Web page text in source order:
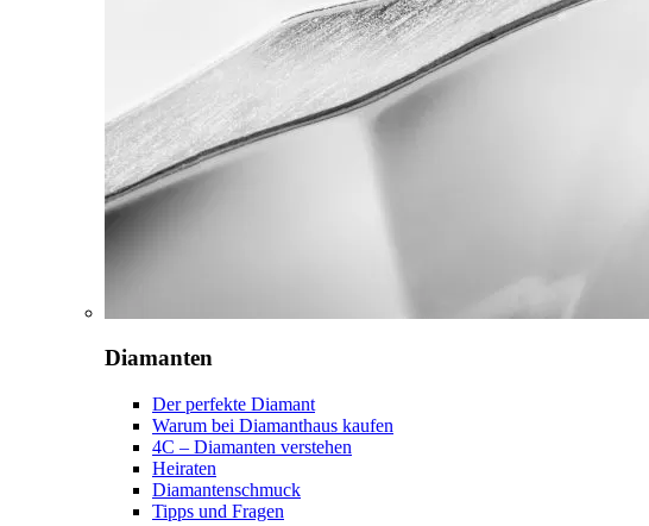
Diamanten
Der perfekte Diamant
Warum bei Diamanthaus kaufen
4C – Diamanten verstehen
Heiraten
Diamantenschmuck
Tipps und Fragen